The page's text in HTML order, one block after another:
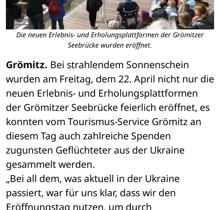
Die neuen Erlebnis- und Erholungsplattformen der Grömitzer
Seebrücke wurden eröffnet.
Grömitz. Bei strahlendem Sonnenschein
wurden am Freitag, dem 22. April nicht nur die
neuen Erlebnis- und Erholungsplattformen
der Grömitzer Seebrücke feierlich eröffnet, es
konnten vom Tourismus-Service Grömitz an
diesem Tag auch zahlreiche Spenden
zugunsten Geflüchteter aus der Ukraine
gesammelt werden.
„Bei all dem, was aktuell in der Ukraine
passiert, war für uns klar, dass wir den
Eröffnungstag nutzen, um durch